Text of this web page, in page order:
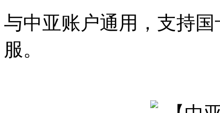
与中亚账户通用，支持
服。